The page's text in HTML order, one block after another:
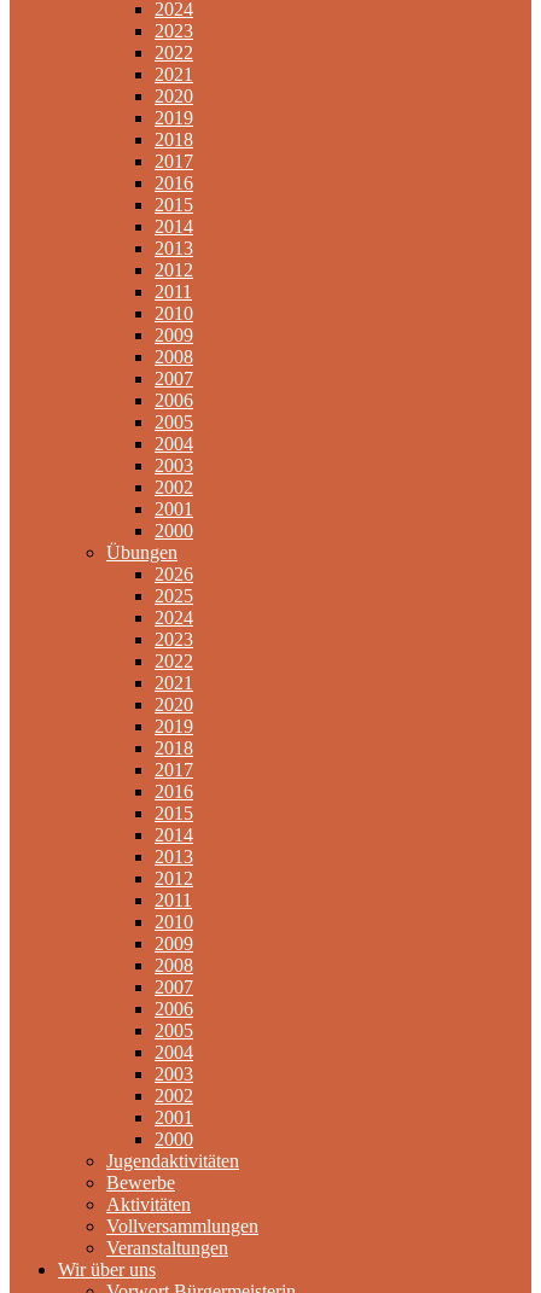
2024
2023
2022
2021
2020
2019
2018
2017
2016
2015
2014
2013
2012
2011
2010
2009
2008
2007
2006
2005
2004
2003
2002
2001
2000
Übungen
2026
2025
2024
2023
2022
2021
2020
2019
2018
2017
2016
2015
2014
2013
2012
2011
2010
2009
2008
2007
2006
2005
2004
2003
2002
2001
2000
Jugendaktivitäten
Bewerbe
Aktivitäten
Vollversammlungen
Veranstaltungen
Wir über uns